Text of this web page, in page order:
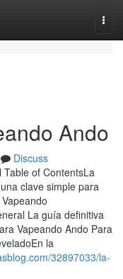
Ando
Discuss
of ContentsLa
clave simple para
La guía definitiva
Vapeando Ando Para
la
32897033/la-